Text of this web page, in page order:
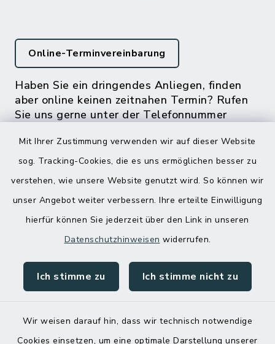
Mit Ihrer Zustimmung verwenden wir auf dieser Website
sog. Tracking-Cookies, die es uns ermöglichen besser zu
verstehen, wie unsere Website genutzt wird. So können wir
unser Angebot weiter verbessern. Ihre erteilte Einwilligung
hierfür können Sie jederzeit über den Link in unseren
Datenschutzhinweisen widerrufen.
Ich stimme zu Ich stimme nicht zu
Wir weisen darauf hin, dass wir technisch notwendige
Cookies einsetzen, um eine optimale Darstellung unserer
Online-Terminvereinbarung
Haben Sie ein dringendes Anliegen, finden
aber online keinen zeitnahen Termin? Rufen
Sie uns gerne unter der Telefonnummer
Kontakt